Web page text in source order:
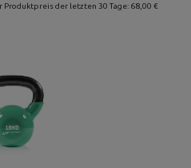
Produktpreis der letzten 30 Tage: 68,00 €